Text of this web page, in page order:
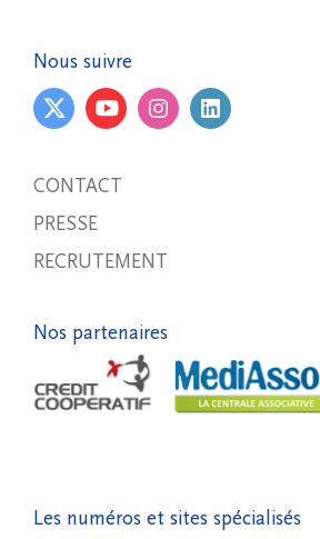
Nous suivre
CONTACT
PRESSE
RECRUTEMENT
Nos partenaires
Les numéros et sites spécialisés